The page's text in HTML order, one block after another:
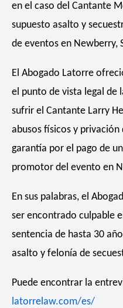
en el caso del Cantante
supuesto asalto y
de eventos en Newberry,
El Abogado Latorre
el punto de vista legal de
sufrir el Cantante Larry
abusos físicos y
garantía por el pago de
promotor del evento en
En sus palabras, el
ser encontrado culpable
sentencia de hasta 30
asalto y felonía de
Puede encontrar la
latorrelaw.com/es/